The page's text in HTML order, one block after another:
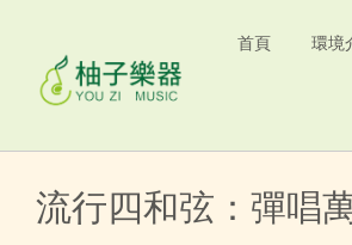
首頁 環境
流行四和弦：彈唱